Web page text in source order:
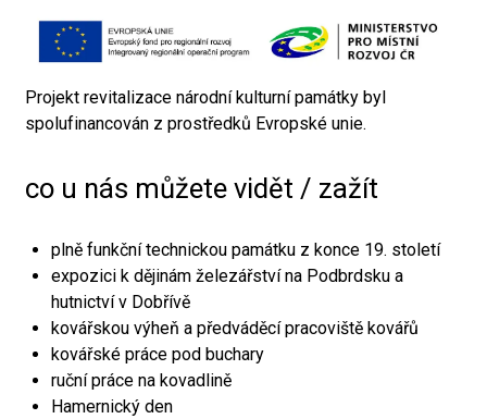
Projekt revitalizace národní kulturní památky byl
spolufinancován z prostředků Evropské unie.
co u nás můžete vidět / zažít
plně funkční technickou památku z konce 19. století
expozici k dějinám železářství na Podbrdsku a
hutnictví v Dobřívě
kovářskou výheň a předváděcí pracoviště kovářů
kovářské práce pod buchary
ruční práce na kovadlině
Hamernický den